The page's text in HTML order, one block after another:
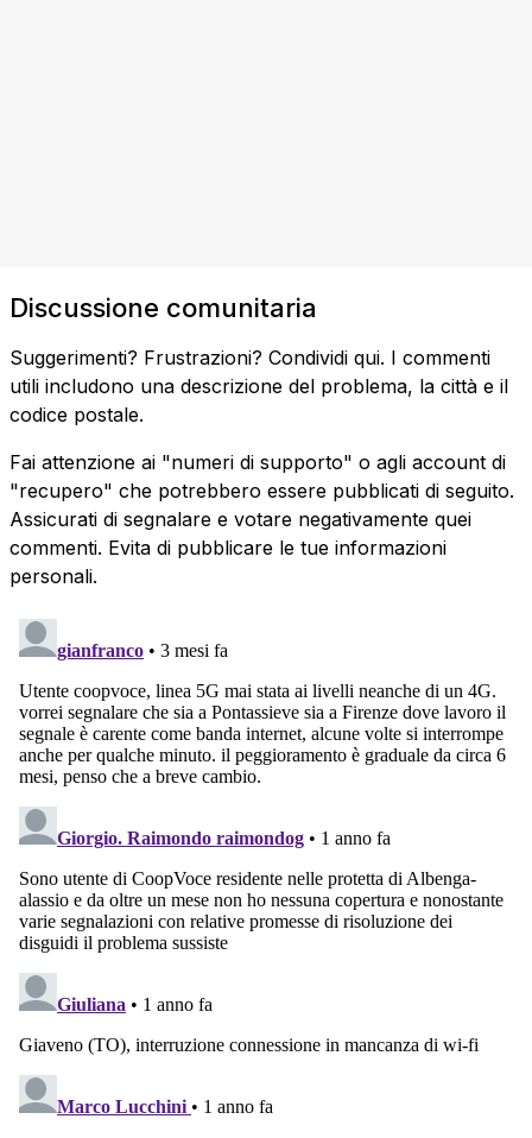
Discussione comunitaria
Suggerimenti? Frustrazioni? Condividi qui. I commenti
utili includono una descrizione del problema, la città e il
codice postale.
Fai attenzione ai "numeri di supporto" o agli account di
"recupero" che potrebbero essere pubblicati di seguito.
Assicurati di segnalare e votare negativamente quei
commenti. Evita di pubblicare le tue informazioni
personali.